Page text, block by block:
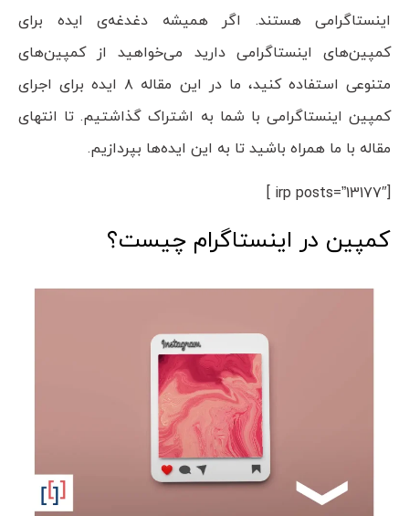
اینستاگرامی هستند. اگر همیشه دغدغه‌ی ایده برای
کمپین‌های اینستاگرامی دارید می‌خواهید از کمپین‌های
متنوعی استفاده کنید، ما در این مقاله ۸ ایده برای اجرای
کمپین اینستاگرامی با شما به اشتراک گذاشتیم. تا انتهای
مقاله با ما همراه باشید تا به این ایده‌ها بپردازیم.
[irp posts=”13177″ ]
کمپین در اینستاگرام چیست؟